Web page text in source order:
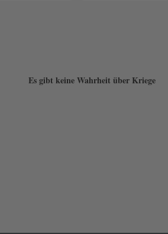
Es gibt keine Wahrheit über Kriege